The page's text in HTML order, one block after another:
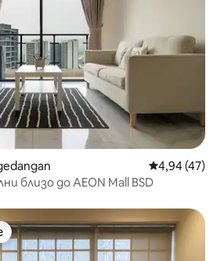
Средна
4,94 (47)
близо до AEON Mall BSD